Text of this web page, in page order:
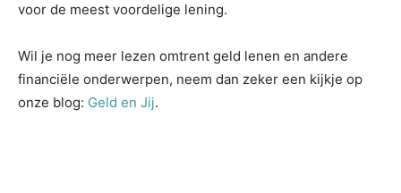
voor de meest voordelige lening.
Wil je nog meer lezen omtrent geld lenen en andere
financiële onderwerpen, neem dan zeker een kijkje op
onze blog: Geld en Jij.